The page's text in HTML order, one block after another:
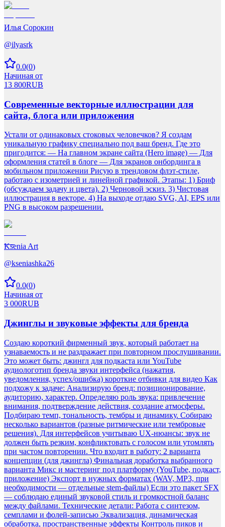
Илья Сорокин
@ilyasrk
0.0(0)
Начиная от
13 800RUB
Современные векторные иллюстрации для
сайта, блога или приложения
Устали от одинаковых стоковых человечков? Я создам
уникальную графику специально под ваш бренд. Где это
пригодится: — На главном экране сайта (Hero image) — Для
оформления статей в блоге — Для экранов онбординга в
мобильном приложении Рисую в трендовом флэт-стиле,
работаю с изометрией и линейной графикой. Этапы: 1) Бриф
(обсуждаем задачу и цвета). 2) Черновой эскиз. 3) Чистовая
иллюстрация в векторе. 4) На выходе отдаю SVG, AI, EPS или
PNG в высоком разрешении.
Ksenia Art
@kseniashka26
0.0(0)
Начиная от
3 000RUB
Джинглы и звуковые эффекты для бренда
Создаю короткий фирменный звук, который работает на
узнаваемость и не раздражает при повторном прослушивании.
Это может быть: джингл для подкаста или YouTube
аудиологотип бренда звуки интерфейса (нажатия,
уведомления, успех/ошибка) короткие отбивки для видео Как
подхожу к задаче: Анализирую бренд: позиционирование,
аудиторию, характер. Определяю роль звука: привлечение
внимания, подтверждение действия, создание атмосферы.
Подбираю темп, тональность, тембры и динамику. Собираю
несколько вариантов (разные ритмические или тембровые
решения). Для интерфейсов учитываю UX-нюансы: звук не
должен быть резким, конфликтовать с голосом или утомлять
при частом повторении. Что входит в работу: 2 варианта
концепции (для джингла) Финальная доработка выбранного
варианта Микс и мастеринг под платформу (YouTube, подкаст,
приложение) Экспорт в нужных форматах (WAV, MP3, при
необходимости — отдельные stem-файлы) Если это пакет SFX
— соблюдаю единый звуковой стиль и громкостной баланс
между файлами. Технические детали: Работа с синтезом,
семплами и фолей-записью Эквализация, динамическая
обработка, пространственные эффекты Контроль пиков и